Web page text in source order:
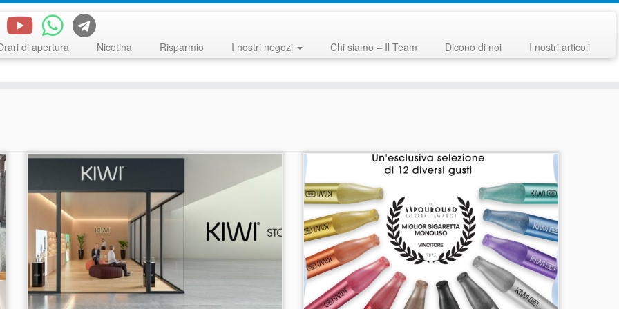
di apertura Nicotina Risparmio I nostri negozi Chi siamo – Il Team Dicono di noi I nostri articoli